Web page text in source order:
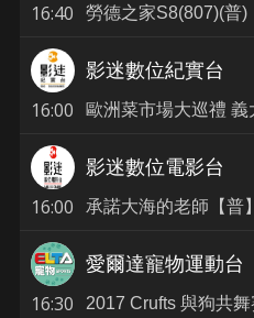
16:40 勞德之家S8(807)(普)
16:00
影迷數位紀實台
16:00
影迷數位電影台
承諾大海的老師【普】
16:30
愛爾達寵物運動台